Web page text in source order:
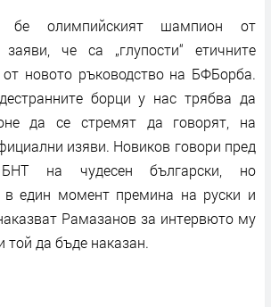
бе олимпийският шампион от
че са „глупости“ етичните
от новото ръководство на БФБорба.
борци у нас трябва да
да се стремят да говорят, на
изяви. Новиков говори пред
на чудесен български, но
в един момент премина на руски и
Рамазанов за интервюто му
той да бъде наказан.